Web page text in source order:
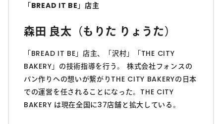
「BREAD IT BE」店主
森田 良太（もりた りょうた）
「BREAD IT BE」店主、「沢村」「THE CITY
BAKERY」の技術指導を行う。 株式会社フォンスの
パン作りへの想いが繋がりTHE CITY BAKERYの日本
での運営を任されることになった。THE CITY
BAKERY は現在全国に37店舗と拡大している。